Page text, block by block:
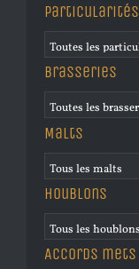
Particularités
Brasseries
Malts
Houblons
Accords mets